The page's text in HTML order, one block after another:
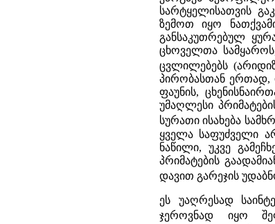
სარტყელისათვის
ზემოთ იყო
განსაკუთრებულ
ცხოველთა
ცვლილებებს
პირობასთან ერთად,
ფაუნის,
უმაღლესი
სურათი ისახება
ყველა საფუძველი
ნაწილი, უკვე
პრიმატების
დავით გარეჯის
ეს უაღრესად
ჯეროვნად იყო